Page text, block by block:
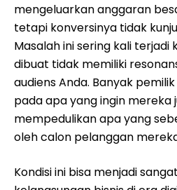
mengeluarkan anggaran
tetapi konversinya tidak
Masalah ini sering kali
dibuat tidak memiliki
audiens Anda. Banyak
pada apa yang ingin mereka
mempedulikan apa yang
oleh calon pelanggan
Kondisi ini bisa menjadi